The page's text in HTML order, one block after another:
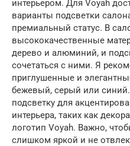
интерьером. Для Voyah
варианты подсветки
премиальный статус. В
высококачественные
дерево и алюминий, и
сочетаться с ними. Я
приглушенные и
бежевый, серый или
подсветку для
интерьера, таких как
логотип Voyah. Важно,
слишком яркой и не